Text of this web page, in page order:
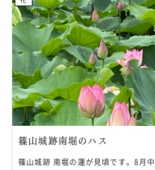
篠山城跡南堀のハス
篠山城跡 南堀の蓮が見頃です。8月